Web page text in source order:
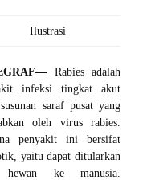
Ilustrasi
Rabies adalah
infeksi tingkat akut
saraf pusat yang
oleh virus rabies.
penyakit ini bersifat
yaitu dapat ditularkan
ke manusia.